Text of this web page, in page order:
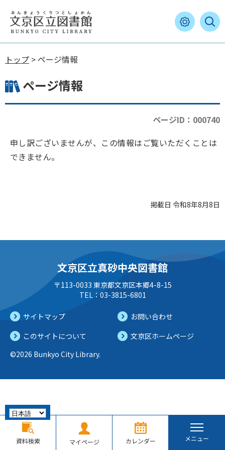
トップ > ページ情報
ページ情報
ページID：000740
申し訳ございませんが、この情報はご覧いただくことは
できません。
掲載日 令和8年8月8日
文京区立真砂中央図書館
〒113-0033 東京都文京区本郷4-8-15
TEL：03-3815-6801
サイトマップ
お問い合わせ
このサイトについて
文京区ホームページ
©2026 Bunkyo City Library.
資料検索 マイページ カレンダー メニュー